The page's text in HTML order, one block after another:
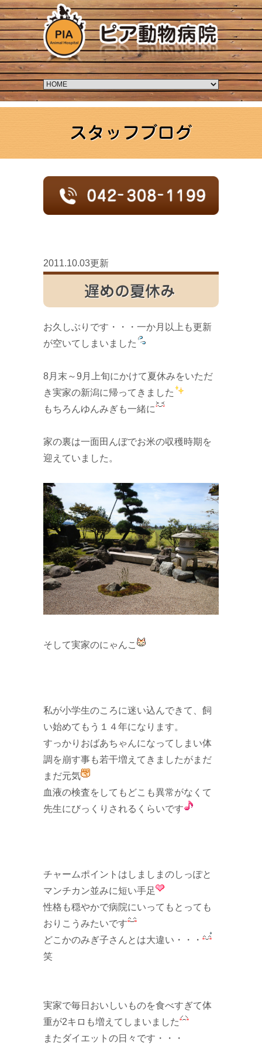
スタッフブログ
2011.10.03更新
遅めの夏休み
お久しぶりです・・・一か月以上も更新
が空いてしまいました
8月末～9月上旬にかけて夏休みをいただ
き実家の新潟に帰ってきました
もちろんゆんみぎも一緒に
家の裏は一面田んぼでお米の収穫時期を
迎えていました。
そして実家のにゃんこ
私が小学生のころに迷い込んできて、飼
い始めてもう１４年になります。
すっかりおばあちゃんになってしまい体
調を崩す事も若干増えてきましたがまだ
まだ元気
血液の検査をしてもどこも異常がなくて
先生にびっくりされるくらいです
チャームポイントはしましまのしっぽと
マンチカン並みに短い手足
性格も穏やかで病院にいってもとっても
おりこうみたいです
どこかのみぎ子さんとは大違い・・・
笑
実家で毎日おいしいものを食べすぎて体
重が2キロも増えてしまいました
またダイエットの日々です・・・